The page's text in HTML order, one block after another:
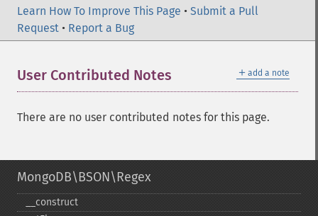
Learn How To Improve This Page • Submit a Pull
Request • Report a Bug
＋ add a note
User Contributed Notes
There are no user contributed notes for this page.
MongoDB\BSON\Regex
_​_​construct